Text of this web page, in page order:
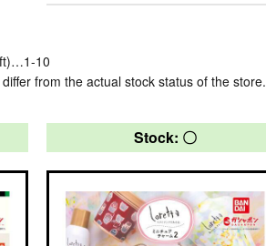
10
from the actual stock status of the store.
Stock: 〇